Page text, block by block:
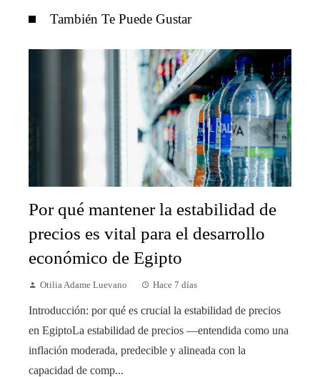
También Te Puede Gustar
Por qué mantener la estabilidad de
precios es vital para el desarrollo
económico de Egipto
Otilia Adame Luevano Hace 7 días
Introducción: por qué es crucial la estabilidad de precios
en EgiptoLa estabilidad de precios —entendida como una
inflación moderada, predecible y alineada con la
capacidad de comp...